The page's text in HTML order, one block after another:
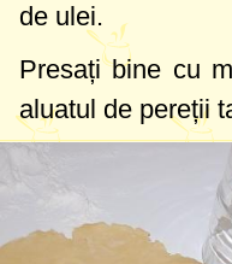
de ulei.
Presați bine cu
aluatul de pereții